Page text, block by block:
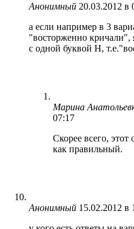
Анонимный 20.03.2012 в
а если например в 3
"восторженно кричали",
с одной буквой Н,
Марина
07:17
Скорее всего, этот
как правильный.
Анонимный 15.02.2012 в